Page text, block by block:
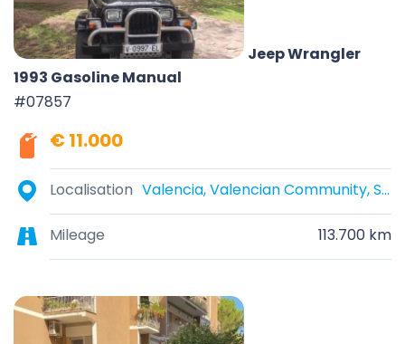
Jeep Wrangler
1993 Gasoline Manual
#07857
€ 11.000
Localisation Valencia, Valencian Community, Spain
Mileage 113.700 km